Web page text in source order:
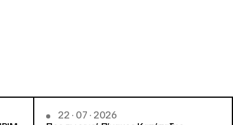
22 · 07 · 2026